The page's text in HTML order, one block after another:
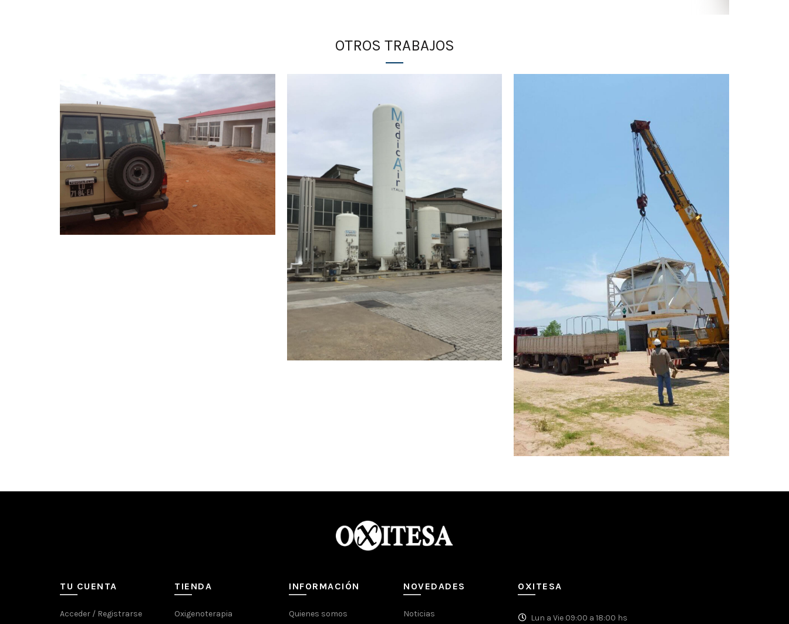
OTROS TRABAJOS
TU CUENTA
Acceder / Registrarse
TIENDA
Oxigenoterapia
INFORMACIÓN
Quienes somos
NOVEDADES
Noticias
OXITESA
Lun a Vie 09:00 a 18:00 hs